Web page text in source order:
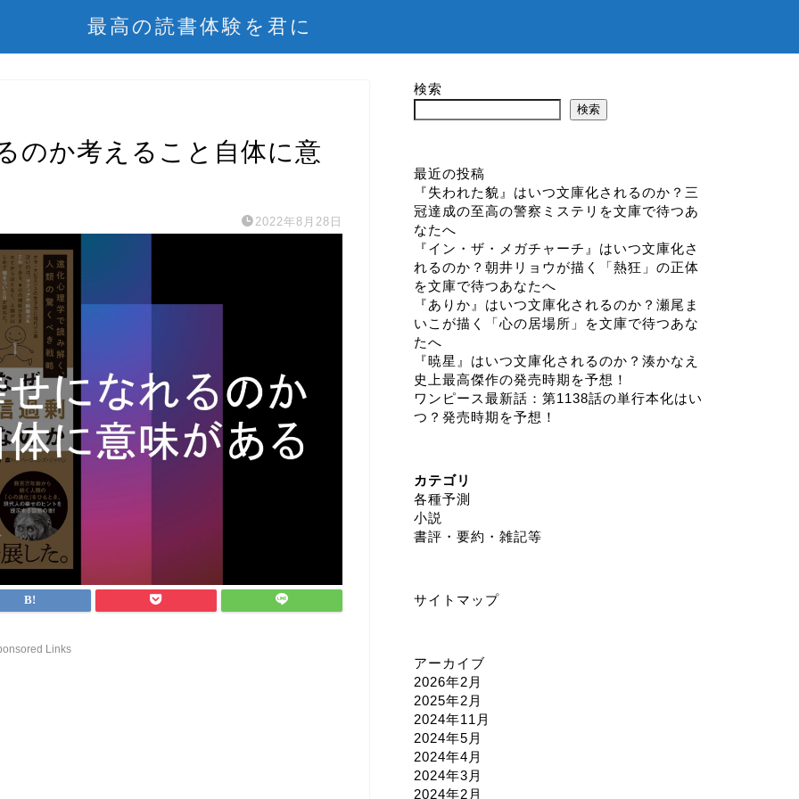
最高の読書体験を君に
のか考えること自体に意
2022年8月28日
Links
検索
検索
最近の投稿
『失われた貌』はいつ文庫化されるのか？三
冠達成の至高の警察ミステリを文庫で待つあ
なたへ
『イン・ザ・メガチャーチ』はいつ文庫化さ
れるのか？朝井リョウが描く「熱狂」の正体
を文庫で待つあなたへ
『ありか』はいつ文庫化されるのか？瀬尾ま
いこが描く「心の居場所」を文庫で待つあな
たへ
『暁星』はいつ文庫化されるのか？湊かなえ
史上最高傑作の発売時期を予想！
ワンピース最新話：第1138話の単行本化はい
つ？発売時期を予想！
カテゴリ
各種予測
小説
書評・要約・雑記等
サイトマップ
アーカイブ
2026年2月
2025年2月
2024年11月
2024年5月
2024年4月
2024年3月
2024年2月